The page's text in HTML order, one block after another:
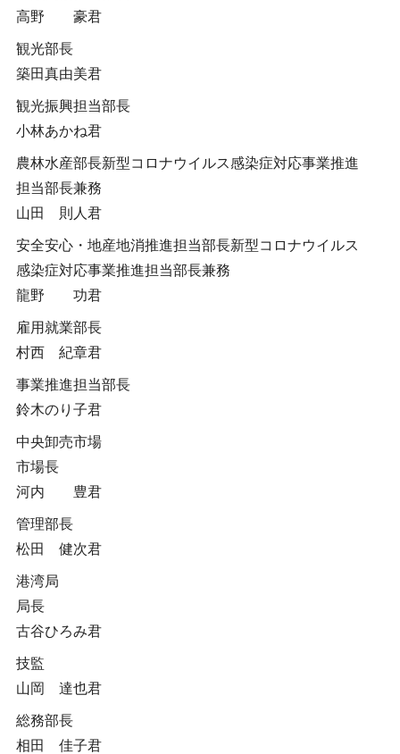
高野 豪君
観光部長
築田真由美君
観光振興担当部長
小林あかね君
農林水産部長新型コロナウイルス感染症対応事業推進
担当部長兼務
山田 則人君
安全安心・地産地消推進担当部長新型コロナウイルス
感染症対応事業推進担当部長兼務
龍野 功君
雇用就業部長
村西 紀章君
事業推進担当部長
鈴木のり子君
中央卸売市場
市場長
河内 豊君
管理部長
松田 健次君
港湾局
局長
古谷ひろみ君
技監
山岡 達也君
総務部長
相田 佳子君